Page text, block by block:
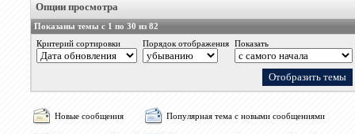
Опции просмотра
Показаны темы с 1 по 30 из 82
Критерий сортировки
Порядок отображения Показать
Новые сообщения Популярная тема с новыми сообщениями